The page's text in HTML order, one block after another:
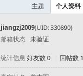
主题 个人资料
jiangzj2009(UID: 330890)
邮箱状态 未验证
统计信息 好友数 0 | 回帖数 1